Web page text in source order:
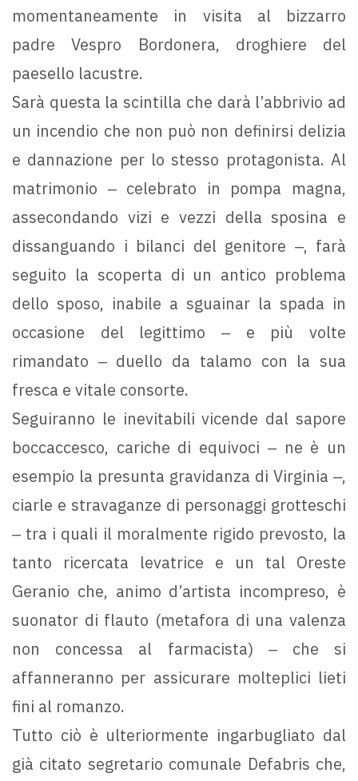
momentaneamente in visita al bizzarro
padre Vespro Bordonera, droghiere del
paesello lacustre.
Sarà questa la scintilla che darà l’abbrivio ad
un incendio che non può non definirsi delizia
e dannazione per lo stesso protagonista. Al
matrimonio ‒ celebrato in pompa magna,
assecondando vizi e vezzi della sposina e
dissanguando i bilanci del genitore ‒, farà
seguito la scoperta di un antico problema
dello sposo, inabile a sguainar la spada in
occasione del legittimo ‒ e più volte
rimandato ‒ duello da talamo con la sua
fresca e vitale consorte.
Seguiranno le inevitabili vicende dal sapore
boccaccesco, cariche di equivoci ‒ ne è un
esempio la presunta gravidanza di Virginia ‒,
ciarle e stravaganze di personaggi grotteschi
‒ tra i quali il moralmente rigido prevosto, la
tanto ricercata levatrice e un tal Oreste
Geranio che, animo d’artista incompreso, è
suonator di flauto (metafora di una valenza
non concessa al farmacista) ‒ che si
affanneranno per assicurare molteplici lieti
fini al romanzo.
Tutto ciò è ulteriormente ingarbugliato dal
già citato segretario comunale Defabris che,